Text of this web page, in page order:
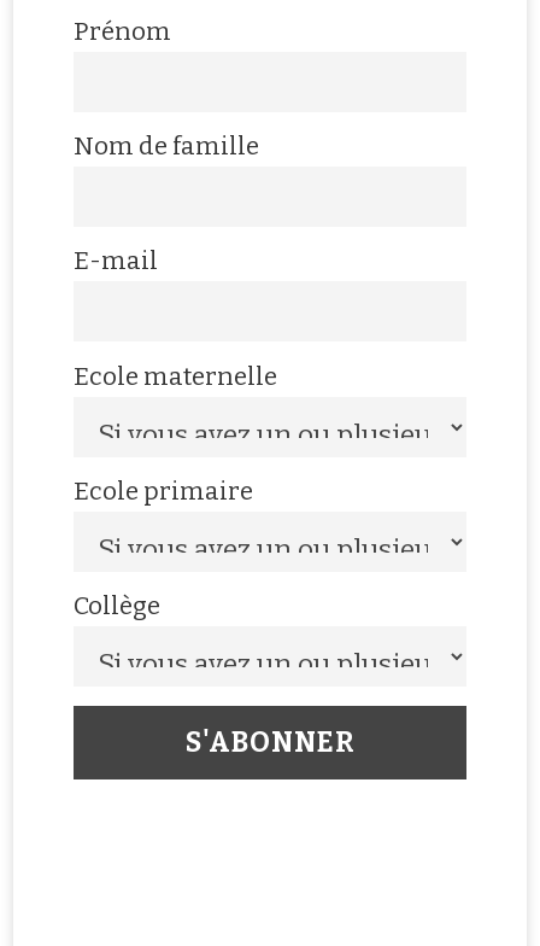
Prénom
Nom de famille
E-mail
Ecole maternelle
Ecole primaire
Collège